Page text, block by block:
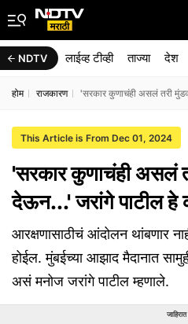
NDTV लाईव्ह टीव्ही ताज्या देश
होम राजकारण 'सरकार कुणाचंही असलं तरी
This Article is From Dec 01, 2024
'सरकार कुणाचंही असलं
देऊन...' जरांगे पाटील हे
आरक्षणासाठीचं आंदोलन थांबणार
होईल. मुंबईच्या आझाद मैदानात
असं मनोज जरांगे पाटील म्हणाले.
जाहिरात